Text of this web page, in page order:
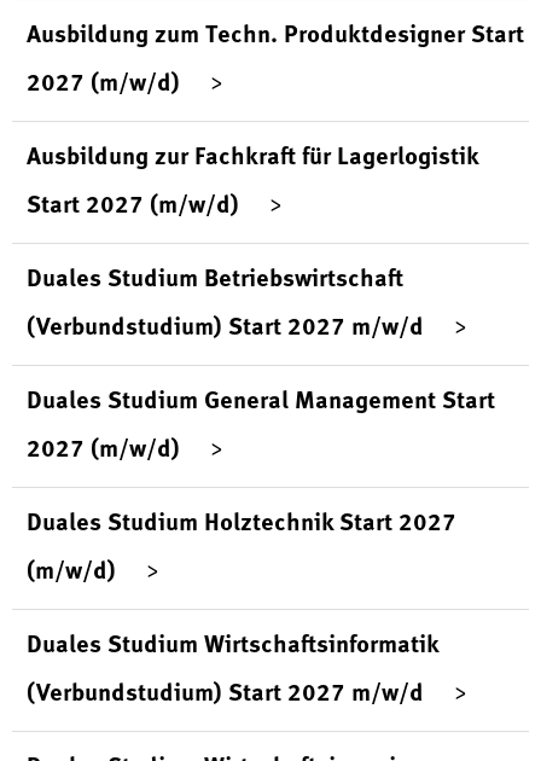
Ausbildung zum Techn. Produktdesigner Start
2027 (m/w/d)
Ausbildung zur Fachkraft für Lagerlogistik
Start 2027 (m/w/d)
Duales Studium Betriebswirtschaft
(Verbundstudium) Start 2027 m/w/d
Duales Studium General Management Start
2027 (m/w/d)
Duales Studium Holztechnik Start 2027
(m/w/d)
Duales Studium Wirtschaftsinformatik
(Verbundstudium) Start 2027 m/w/d